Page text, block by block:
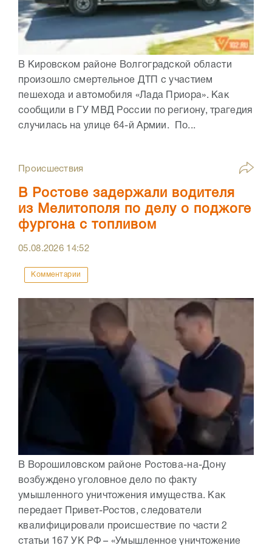
В Кировском районе Волгоградской области
произошло смертельное ДТП с участием
пешехода и автомобиля «Лада Приора». Как
сообщили в ГУ МВД России по региону, трагедия
случилась на улице 64-й Армии. По...
Происшествия
В Ростове задержали водителя
из Мелитополя по делу о поджоге
фургона с топливом
05.08.2026 14:52
Комментарии
В Ворошиловском районе Ростова-на-Дону
возбуждено уголовное дело по факту
умышленного уничтожения имущества. Как
передает Привет-Ростов, следователи
квалифицировали происшествие по части 2
статьи 167 УК РФ – «Умышленное уничтожение